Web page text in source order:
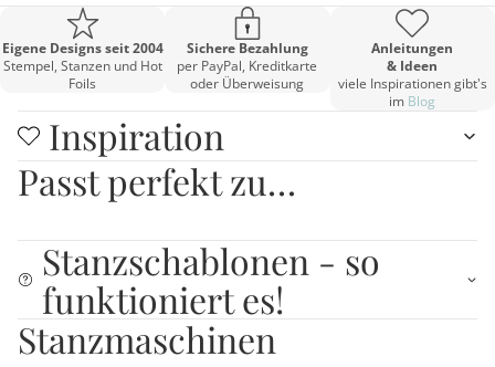
Eigene Designs seit 2004
Stempel, Stanzen und Hot
Foils
Sichere Bezahlung
per PayPal, Kreditkarte
oder Überweisung
Anleitungen
& Ideen
viele Inspirationen gibt's
im Blog
Inspiration
Passt perfekt zu…
Stanzschablonen - so
funktioniert es!
Stanzmaschinen